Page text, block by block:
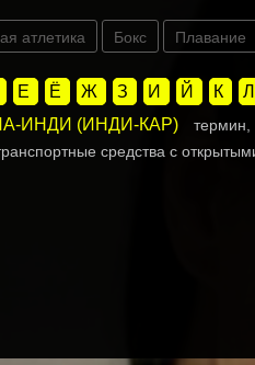
атлетика Бокс Плавание
Е Ё Ж З И Й К Л
ИНДИ (ИНДИ-КАР)
термин,
средства с